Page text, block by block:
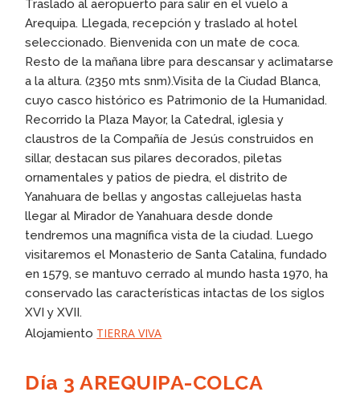
Traslado al aeropuerto para salir en el vuelo a
Arequipa. Llegada, recepción y traslado al hotel
seleccionado. Bienvenida con un mate de coca.
Resto de la mañana libre para descansar y aclimatarse
a la altura. (2350 mts snm).Visita de la Ciudad Blanca,
cuyo casco histórico es Patrimonio de la Humanidad.
Recorrido la Plaza Mayor, la Catedral, iglesia y
claustros de la Compañía de Jesús construidos en
sillar, destacan sus pilares decorados, piletas
ornamentales y patios de piedra, el distrito de
Yanahuara de bellas y angostas callejuelas hasta
llegar al Mirador de Yanahuara desde donde
tendremos una magnífica vista de la ciudad. Luego
visitaremos el Monasterio de Santa Catalina, fundado
en 1579, se mantuvo cerrado al mundo hasta 1970, ha
conservado las características intactas de los siglos
XVI y XVII.
Alojamiento TIERRA VIVA
Día 3 AREQUIPA-COLCA